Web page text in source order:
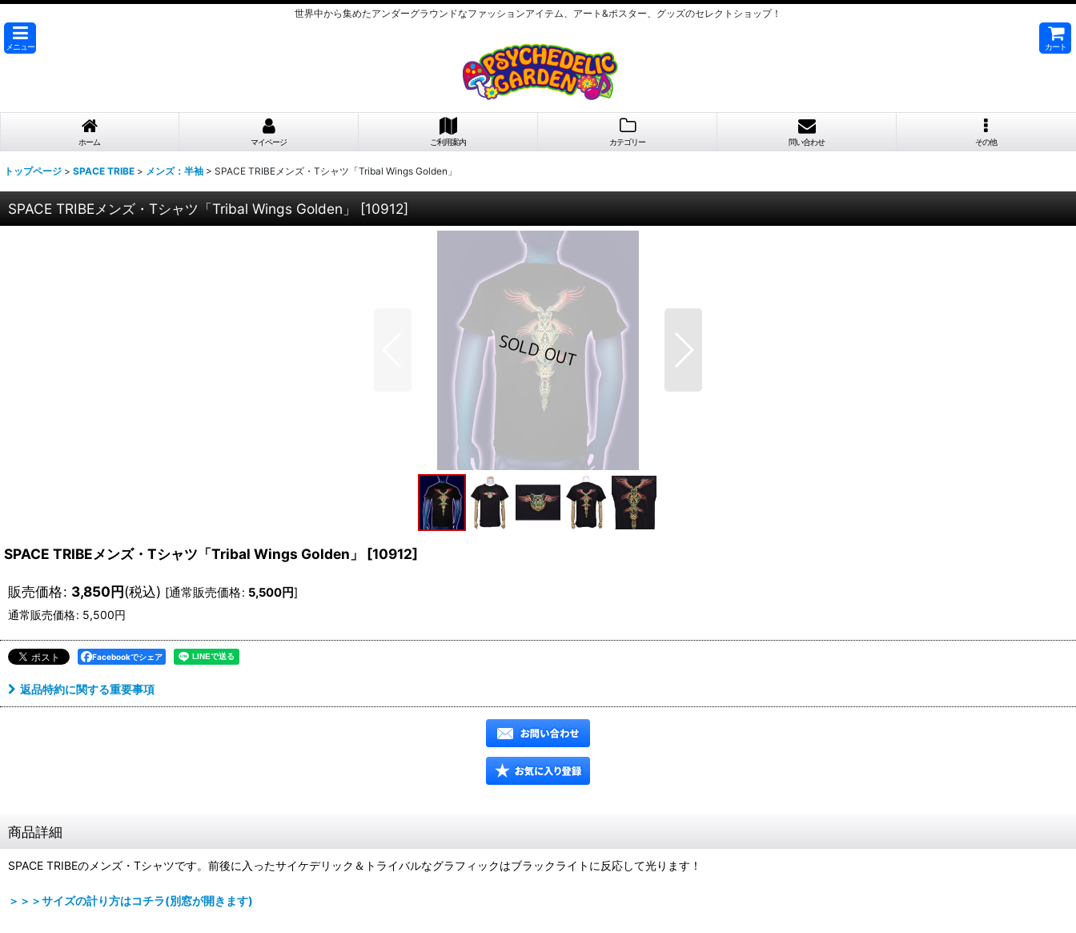
世界中から集めたアンダーグラウンドなファッションアイテム、アート&ポスター、グッズのセレクトショップ！
メニュー カート
ホーム マイページ ご利用案内 カテゴリー 問い合わせ その他
トップページ > SPACE TRIBE > メンズ：半袖 > SPACE TRIBEメンズ・Tシャツ「Tribal Wings Golden」
SPACE TRIBEメンズ・Tシャツ「Tribal Wings Golden」 [10912]
SPACE TRIBEメンズ・Tシャツ「Tribal Wings Golden」 [10912]
販売価格: 3,850円(税込) [通常販売価格: 5,500円]
通常販売価格: 5,500円
Facebookでシェア
返品特約に関する重要事項
商品詳細
SPACE TRIBEのメンズ・Tシャツです。前後に入ったサイケデリック＆トライバルなグラフィックはブラックライトに反応して光ります！
＞＞＞サイズの計り方はコチラ(別窓が開きます)